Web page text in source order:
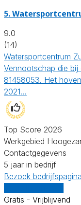
5.
9.0
(14)
Watersportcentrum
Vennootschap die bij
81458053. Het
2021…
Top Score 2026
Werkgebied
Contactgegevens
5 jaar in bedrijf
Bezoek bedrijfspagina
Gratis - Vrijblijvend